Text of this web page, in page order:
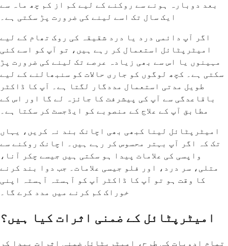
بعد دوبارہ ہونے سے روکنے کے لیے کم از کم چھ ماہ سے
ایک سال تک اسے لینے کی ضرورت پڑ سکتی ہے۔
اگر آپ دائمی درد یا درد شقیقہ کی روک تھام کے لیے
امیٹرپٹائل استعمال کر رہے ہیں، تو آپ کو اسے کئی
مہینوں یا اس سے بھی زیادہ عرصے تک لینے کی ضرورت پڑ
سکتی ہے۔ کچھ لوگوں کو جاری حالات کو سنبھالنے کے لیے
طویل مدتی استعمال مددگار لگتا ہے۔ آپ کا ڈاکٹر
باقاعدگی سے آپ کی پیشرفت کا جائزہ لے گا اور اس کے
مطابق آپ کے علاج کے منصوبے کو ایڈجسٹ کر سکتا ہے۔
امیٹرپٹائل لینا کبھی بھی اچانک بند نہ کریں، یہاں
تک کہ اگر آپ بہتر محسوس کر رہے ہیں۔ اچانک روکنے سے
واپسی کی علامات پیدا ہو سکتی ہیں جیسے چکر آنا،
متلی، سر درد، اور فلو جیسی علامات۔ جب دوا بند کرنے
کا وقت ہو تو آپ کا ڈاکٹر آپ کو آہستہ آہستہ اپنی
خوراک کم کرنے میں مدد کرے گا۔
امیٹرپٹائل کے ضمنی اثرات کیا ہیں؟
تمام ادویات کی طرح، امیٹرپٹائل ضمنی اثرات پیدا کر